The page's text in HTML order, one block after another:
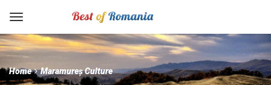
Home Maramureș Culture